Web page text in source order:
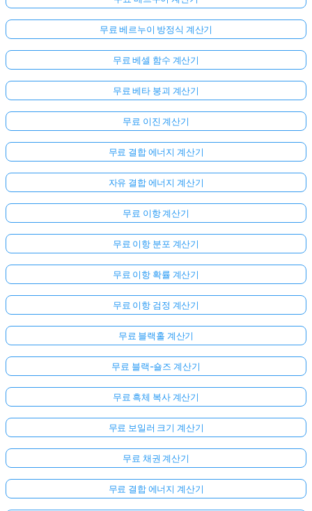
문
니
다
번
질
하
무료 베르누이 방정식 계산기
무료 베셀 함수 계산기
무료 베타 붕괴 계산기
무료 이진 계산기
무료 결합 에너지 계산기
자유 결합 에너지 계산기
무료 이항 계산기
무료 이항 분포 계산기
무료 이항 확률 계산기
무료 이항 검정 계산기
무료 블랙홀 계산기
무료 블랙-숄즈 계산기
무료 흑체 복사 계산기
무료 보일러 크기 계산기
무료 채권 계산기
무료 결합 에너지 계산기